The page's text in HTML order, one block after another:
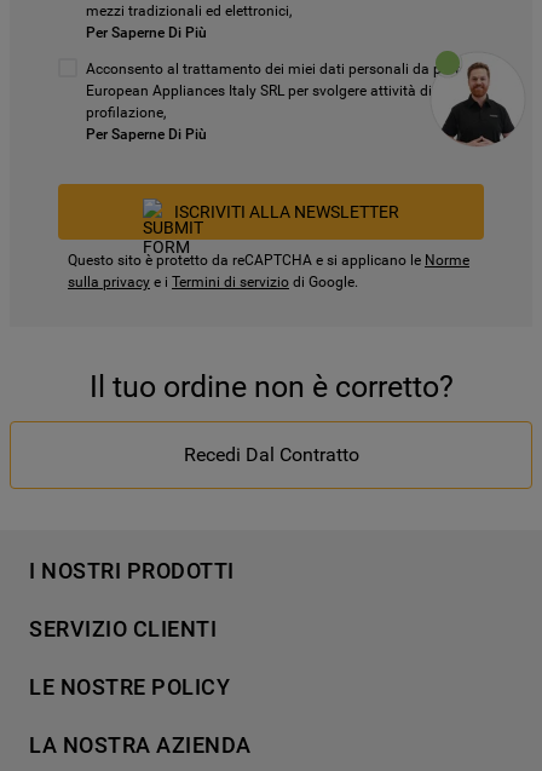
mezzi tradizionali ed elettronici,
Per Saperne Di Più
Acconsento al trattamento dei miei dati personali da parte di
European Appliances Italy SRL per svolgere attività di
profilazione,
Per Saperne Di Più
ISCRIVITI ALLA NEWSLETTER
Questo sito è protetto da reCAPTCHA e si applicano le Norme
sulla privacy e i Termini di servizio di Google.
Il tuo ordine non è corretto?
Recedi Dal Contratto
I NOSTRI PRODOTTI
Refrigerazione
Cottura
Aria condizionata
SERVIZIO CLIENTI
Supporto
Contatti
LE NOSTRE POLICY
Cookie Policy
LA NOSTRA AZIENDA